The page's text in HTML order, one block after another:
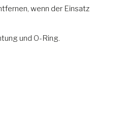
wenn der Einsatz
und O-Ring.